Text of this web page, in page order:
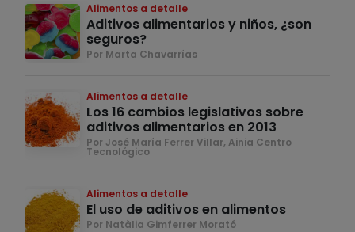
Alimentos a detalle
Aditivos alimentarios y niños, ¿son
seguros?
Por Marta Chavarrías
Alimentos a detalle
Los 16 cambios legislativos sobre
aditivos alimentarios en 2013
Por José María Ferrer Villar, Ainia Centro
Tecnológico
Alimentos a detalle
El uso de aditivos en alimentos
Por Natàlia Gimferrer Morató